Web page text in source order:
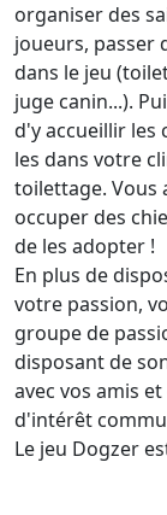
organiser des
joueurs, passer
dans le jeu
juge canin...).
d'y accueillir les
les dans votre
toilettage. Vous
occuper des
de les adopter !
En plus de
votre passion,
groupe de
disposant de
avec vos amis
d'intérêt
Le jeu Dogzer